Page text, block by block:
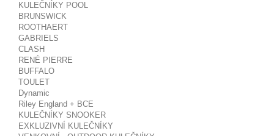
KULEČNÍKY POOL
BRUNSWICK
ROOTHAERT
GABRIELS
CLASH
RENÉ PIERRE
BUFFALO
TOULET
Dynamic
Riley England + BCE
KULEČNÍKY SNOOKER
EXKLUZIVNÍ KULEČNÍKY